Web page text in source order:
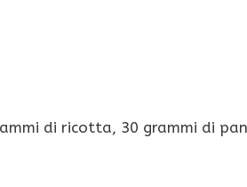
di ricotta, 30 grammi di